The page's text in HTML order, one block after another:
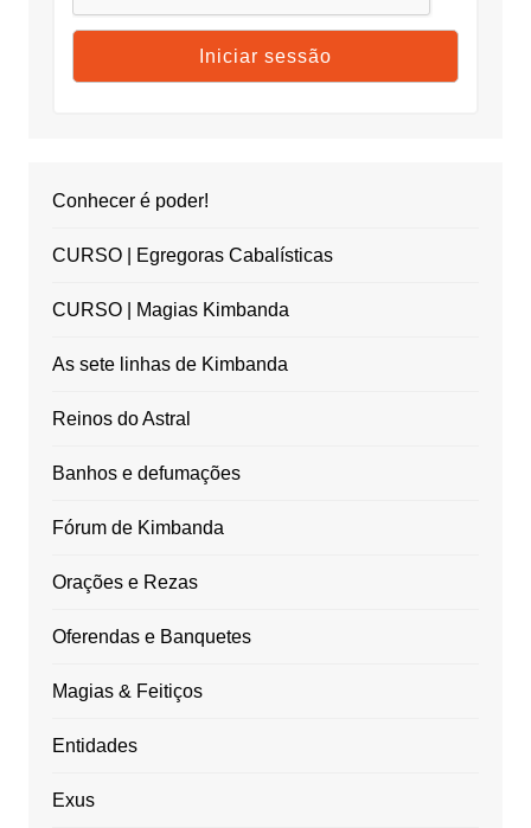
Conhecer é poder!
CURSO | Egregoras Cabalísticas
CURSO | Magias Kimbanda
As sete linhas de Kimbanda
Reinos do Astral
Banhos e defumações
Fórum de Kimbanda
Orações e Rezas
Oferendas e Banquetes
Magias & Feitiços
Entidades
Exus